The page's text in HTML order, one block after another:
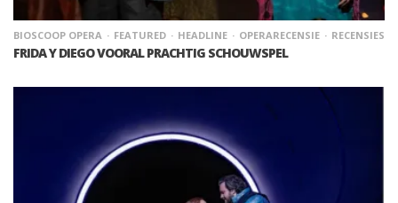
BIOSCOOP OPERA FEATURED HEADLINE OPERARECENSIE RECENSIES
FRIDA Y DIEGO VOORAL PRACHTIG SCHOUWSPEL